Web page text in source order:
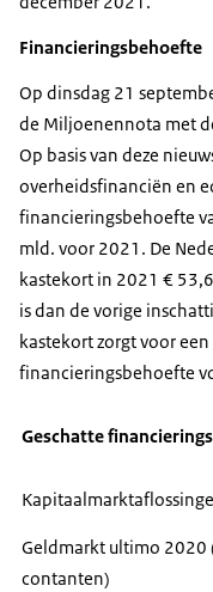
Financieringsbehoefte
Op dinsdag 21
de Miljoenennota met
Op basis van deze
overheidsfinanciën en
financieringsbehoefte
mld. voor 2021. De
kastekort in 2021 €
is dan de vorige
kastekort zorgt voor
financieringsbehoefte
Geschatte
Geldmarkt ultimo 2020
contanten)